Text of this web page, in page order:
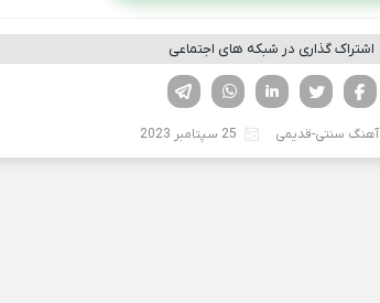
اشتراک گذاری در شبکه های اجتماعی
لینکدین تویتر
فیسوک
آهنگ سنتی-قدیمی 25 سپتامبر 2023